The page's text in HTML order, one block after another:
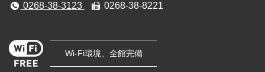
0268-38-3123 0268-38-8221
Wi-Fi環境、全館完備